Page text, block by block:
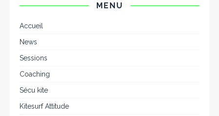
MENU
Accueil
News
Sessions
Coaching
Sécu kite
Kitesurf Attitude